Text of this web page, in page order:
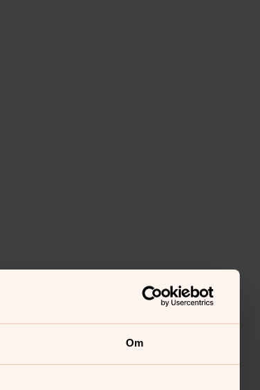
Om